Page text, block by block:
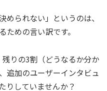
められない」というのは、
めの言い訳です。
りの3割（どうなるか分か
追加のユーザーインタビュ
りしていませんか？